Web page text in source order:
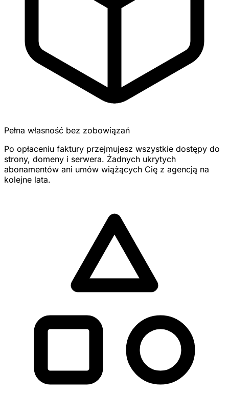
Pełna własność bez zobowiązań
Po opłaceniu faktury przejmujesz wszystkie dostępy do
strony, domeny i serwera. Żadnych ukrytych
abonamentów ani umów wiążących Cię z agencją na
kolejne lata.